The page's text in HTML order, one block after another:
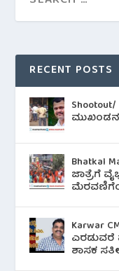
RECENT POSTS
ಮುಖಂಡನ
Bhatkal
ಜಾತ್ರೆಗೆ
Karwar
ಎರಡುವರೆ
ಶಾಸಕ